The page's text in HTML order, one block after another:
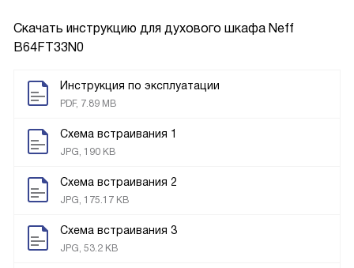
Скачать инструкцию для духового шкафа Neff
B64FT33N0
Инструкция по эксплуатации
PDF, 7.89 MB
Схема встраивания 1
JPG, 190 KB
Схема встраивания 2
JPG, 175.17 KB
Схема встраивания 3
JPG, 53.2 KB